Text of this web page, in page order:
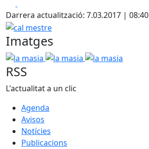
Darrera actualització: 7.03.2017 | 08:40
cal mestre
Imatges
la masia la masia la masia
RSS
L'actualitat a un clic
Agenda
Avisos
Notícies
Publicacions